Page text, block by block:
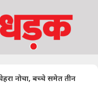
नोचा, बच्चे समेत तीन